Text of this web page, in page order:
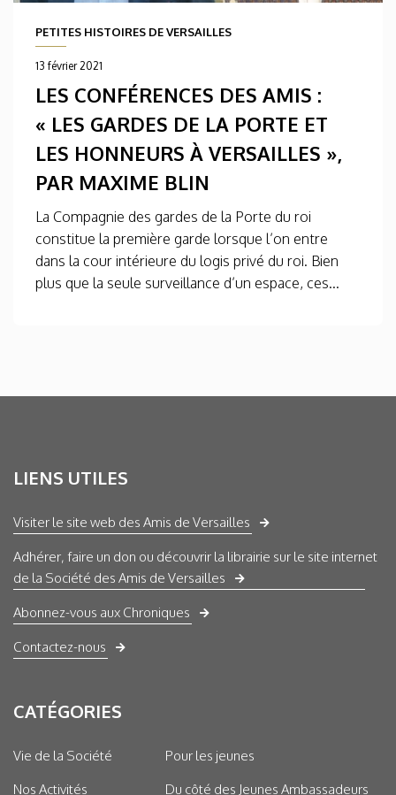
PETITES HISTOIRES DE VERSAILLES
13 février 2021
LES CONFÉRENCES DES AMIS :
« LES GARDES DE LA PORTE ET
LES HONNEURS À VERSAILLES »,
PAR MAXIME BLIN
La Compagnie des gardes de la Porte du roi
constitue la première garde lorsque l’on entre
dans la cour intérieure du logis privé du roi. Bien
plus que la seule surveillance d’un espace, ces...
LIENS UTILES
Visiter le site web des Amis de Versailles
Adhérer, faire un don ou découvrir la librairie sur le site internet
de la Société des Amis de Versailles
Abonnez-vous aux Chroniques
Contactez-nous
CATÉGORIES
Vie de la Société
Nos Activités
Pour les jeunes
Du côté des Jeunes Ambassadeurs